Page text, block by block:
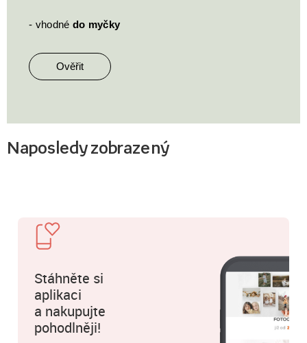
- vhodné do myčky
Ověřit
Naposledy zobrazený
Stáhněte si
aplikaci
a nakupujte
pohodlněji!